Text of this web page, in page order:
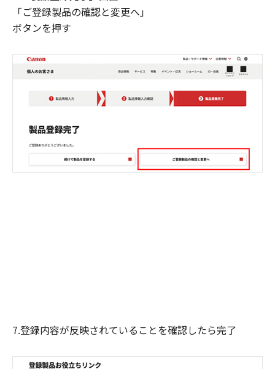
「ご登録製品の確認と変更へ」
ボタンを押す
7.登録内容が反映されていることを確認したら完了